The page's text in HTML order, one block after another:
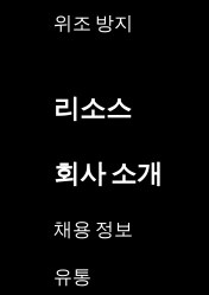
위조 방지
리소스
회사 소개
채용 정보
유통